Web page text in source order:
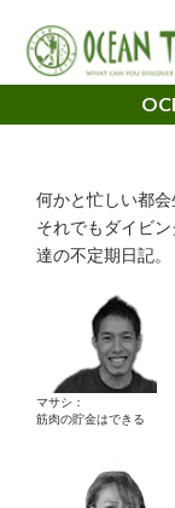
何かと忙しい都会
それでもダイビ
達の不定期日記。
マサシ：
筋肉の貯金はできる